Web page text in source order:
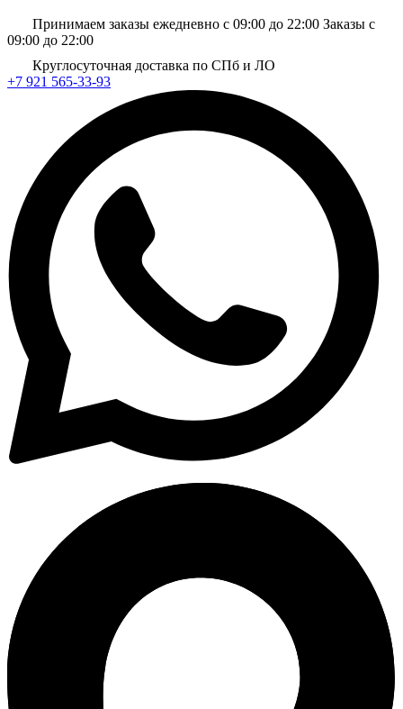
Принимаем заказы ежедневно с 09:00 до 22:00 Заказы с
09:00 до 22:00
Круглосуточная доставка по СПб и ЛО
+7 921 565-33-93